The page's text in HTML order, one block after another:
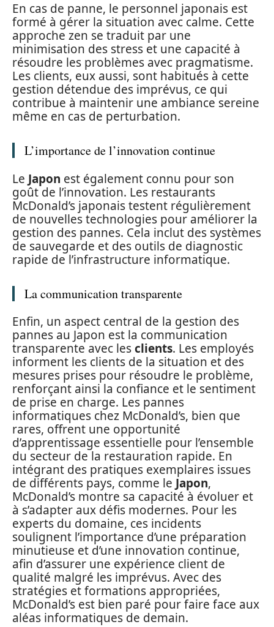
En cas de panne, le personnel japonais est
formé à gérer la situation avec calme. Cette
approche zen se traduit par une
minimisation des stress et une capacité à
résoudre les problèmes avec pragmatisme.
Les clients, eux aussi, sont habitués à cette
gestion détendue des imprévus, ce qui
contribue à maintenir une ambiance sereine
même en cas de perturbation.
L’importance de l’innovation continue
Le Japon est également connu pour son
goût de l’innovation. Les restaurants
McDonald’s japonais testent régulièrement
de nouvelles technologies pour améliorer la
gestion des pannes. Cela inclut des systèmes
de sauvegarde et des outils de diagnostic
rapide de l’infrastructure informatique.
La communication transparente
Enfin, un aspect central de la gestion des
pannes au Japon est la communication
transparente avec lesclients. Les employés
informent les clients de la situation et des
mesures prises pour résoudre le problème,
renforçant ainsi la confiance et le sentiment
de prise en charge. Les pannes
informatiques chez McDonald’s, bien que
rares, offrent une opportunité
d’apprentissage essentielle pour l’ensemble
du secteur de la restauration rapide. En
intégrant des pratiques exemplaires issues
de différents pays, comme le Japon,
McDonald’s montre sa capacité à évoluer et
à s’adapter aux défis modernes. Pour les
experts du domaine, ces incidents
soulignent l’importance d’une préparation
minutieuse et d’une innovation continue,
afin d’assurer une expérience client de
qualité malgré les imprévus. Avec des
stratégies et formations appropriées,
McDonald’s est bien paré pour faire face aux
aléas informatiques de demain.